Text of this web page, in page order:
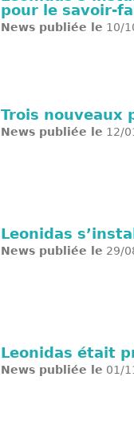
pour le savoir-
News publiée le 10/
Trois nouveaux
News publiée le 12/
Leonidas
News publiée le 29/
Leonidas était
News publiée le 01/